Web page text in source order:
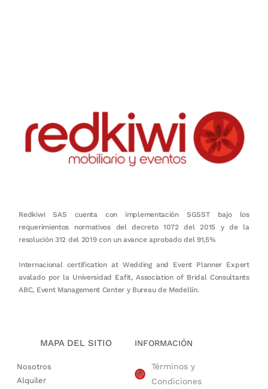
Redkiwi SAS cuenta con implementación SGSST bajo los
requerimientos normativos del decreto 1072 del 2015 y de la
resolución 312 del 2019 con un avance aprobado del 91,5%
Internacional certification at Wedding and Event Planner Expert
avalado por la Universidad Eafit, Association of Bridal Consultants
ABC, Event Management Center y Bureau de Medellín.
MAPA DEL SITIO
Nosotros
Alquiler
INFORMACIÓN
Términos y
Condiciones